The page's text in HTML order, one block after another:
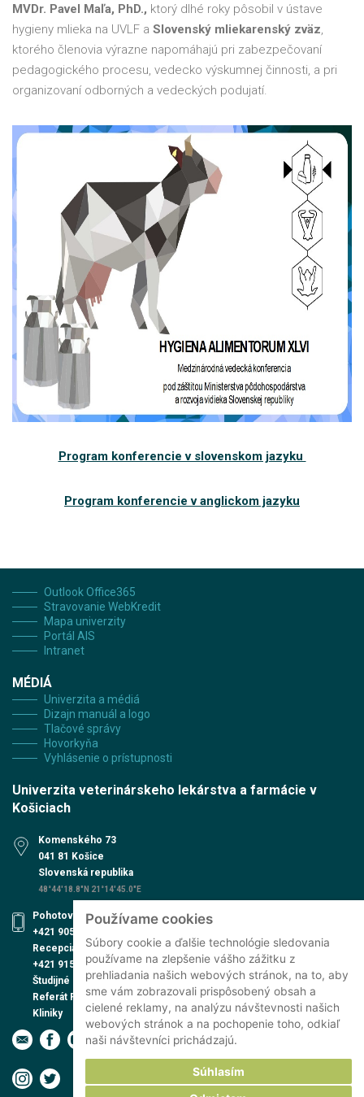
Používame cookies
Súbory cookie a ďalšie technológie sledovania
používame na zlepšenie vášho zážitku z
prehliadania našich webových stránok, na to, aby
sme vám zobrazovali prispôsobený obsah a
cielené reklamy, na analýzu návštevnosti našich
webových stránok a na pochopenie toho, odkiaľ
naši návštevníci prichádzajú.
Súhlasím
MVDr. Pavel Maľa, PhD., ktorý dlhé roky pôsobil v ústave
hygieny mlieka na UVLF a Slovenský mliekarenský zväz
ktorého členovia výrazne napomáhajú pri zabezpečovaní
pedagogického procesu, vedecko výskumnej činnosti, a pri
organizovaní odborných a vedeckých podujatí.
Program konferencie v slovenskom jazyku
Program konferencie v anglickom jazyku
Outlook Office365
Stravovanie WebKredit
Mapa univerzity
Portál AIS
Intranet
MÉDIÁ
Univerzita a médiá
Dizajn manuál a logo
Tlačové správy
Hovorkyňa
Vyhlásenie o prístupnosti
Univerzita veterinárskeho lekárstva a farmácie v
Košiciach
Komenského 73
041 81 Košice
Slovenská republika
48°44'18.8"N 21°14'45.0"E
Pohotovosť UVN
+421 905 579 559
Recepcia UVN
+421 915 991 474
Študijné oddelenie
Referát PhD. štúdia
Kliniky